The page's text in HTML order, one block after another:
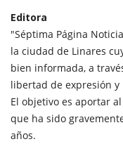
Editora
"Séptima Página
la ciudad de Linares
bien informada, a
libertad de expresión
El objetivo es aportar
que ha sido
años.